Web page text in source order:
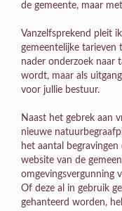
de gemeente, maar
Vanzelfsprekend pleit
gemeentelijke tarieven
nader onderzoek naar
wordt, maar als
voor jullie bestuur.
Naast het gebrek aan
nieuwe
het aantal
website van de
omgevingsvergunning
Of deze al in gebruik
gehanteerd worden,